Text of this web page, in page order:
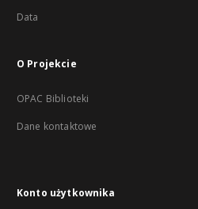
Data
O Projekcie
OPAC Biblioteki
Dane kontaktowe
Konto użytkownika